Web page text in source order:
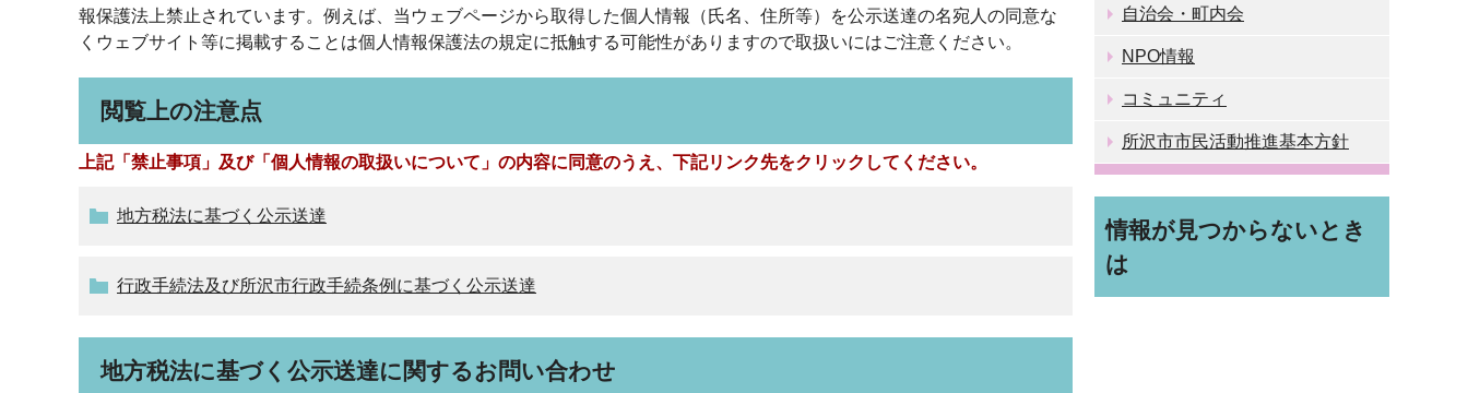
報保護法上禁止されています。例えば、当ウェブページから取得した個人情報（氏名、住所等）を公示送達の名宛人の同意な
くウェブサイト等に掲載することは個人情報保護法の規定に抵触する可能性がありますので取扱いにはご注意ください。
閲覧上の注意点
上記「禁止事項」及び「個人情報の取扱いについて」の内容に同意のうえ、下記リンク先をクリックしてください。
地方税法に基づく公示送達
行政手続法及び所沢市行政手続条例に基づく公示送達
地方税法に基づく公示送達に関するお問い合わせ
自治会・町内会
NPO情報
コミュニティ
所沢市市民活動推進基本方針
情報が見つからないとき
は